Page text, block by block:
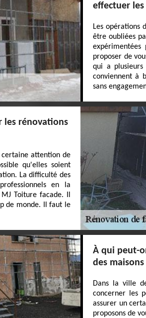
effectuer
Les opérations
être oubliées
proposer de
qui a plusieurs
conviennent à
sans
les rénovations
certaine attention de
qu'elles soient
La difficulté des
en la
Toiture facade. Il
de monde. Il faut le
À qui peut-
des maisons
Dans la ville
concerner les
assurer un
proposons de